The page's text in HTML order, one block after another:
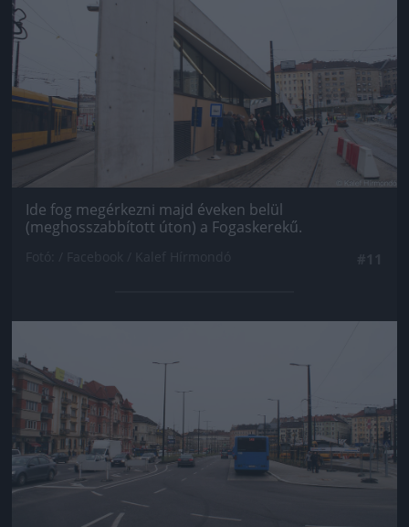
Ide fog megérkezni majd éveken belül
(meghosszabbított úton) a Fogaskerekű.